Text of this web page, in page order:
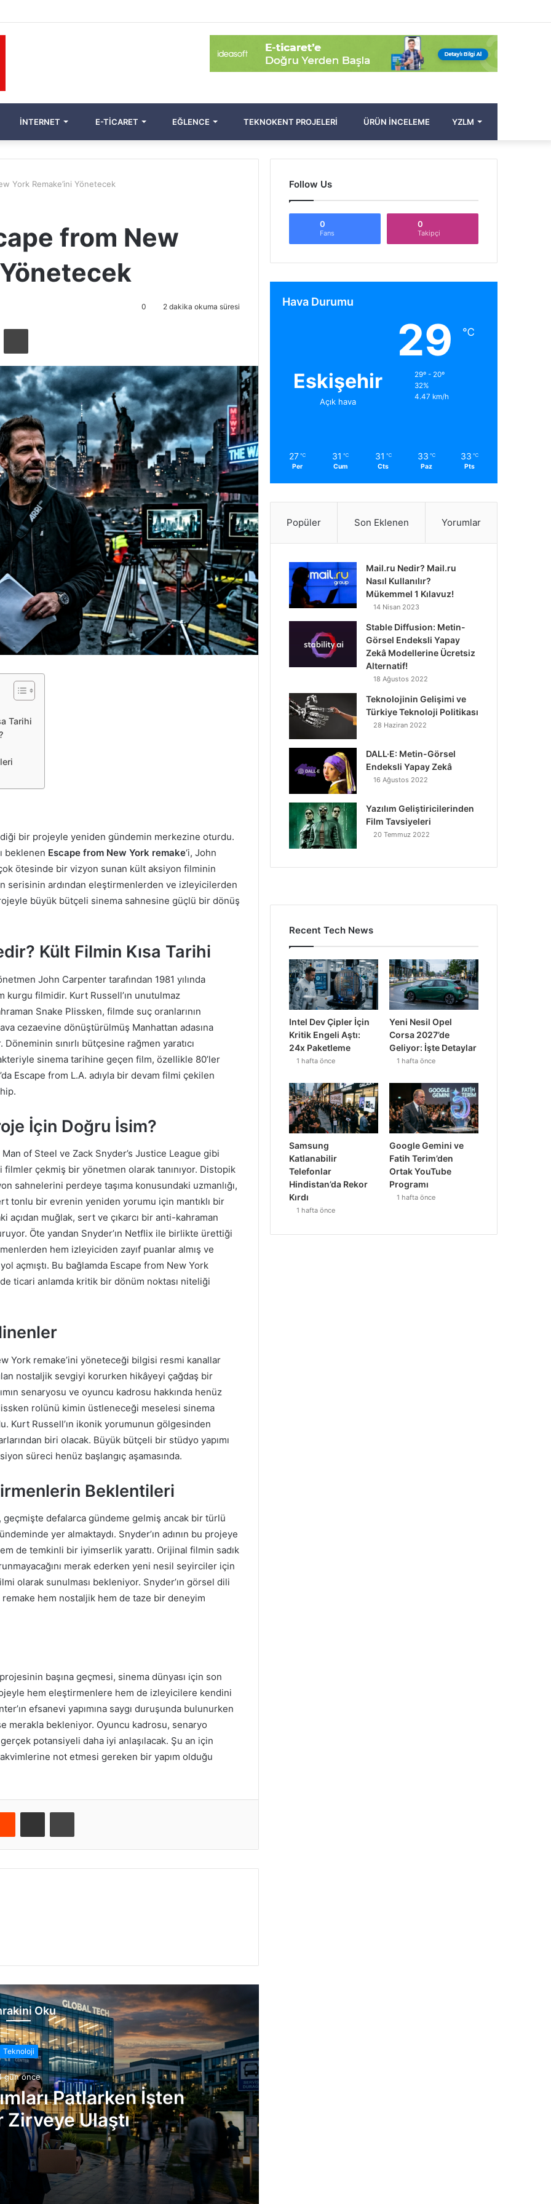
yap
...
Bölmesi
Makale
Ol
İNTERNET E-TICARET EĞLENCE TEKNOKENT PROJELERI ÜRÜN İNCELEME YZLM
York Remake’ini Yönetecek
from New
0 2 dakika okuma süresi
Tarihi
bir projeyle yeniden gündemin merkezine oturdu.
beklenen Escape from New York remake‘i, John
çok ötesinde bir vizyon sunan kült aksiyon filminin
serisinin ardından eleştirmenlerden ve izleyicilerden
büyük bütçeli sinema sahnesine güçlü bir dönüş
Kült Filmin Kısa Tarihi
John Carpenter tarafından 1981 yılında
filmidir. Kurt Russell’ın unutulmaz
Snake Plissken, filmde suç oranlarının
cezaevine dönüştürülmüş Manhattan adasına
Döneminin sınırlı bütçesine rağmen yaratıcı
sinema tarihine geçen film, özellikle 80’ler
Escape from L.A. adıyla bir devam filmi çekilen
İçin Doğru İsim?
of Steel ve Zack Snyder’s Justice League gibi
çekmiş bir yönetmen olarak tanınıyor. Distopik
sahnelerini perdeye taşıma konusundaki uzmanlığı,
tonlu bir evrenin yeniden yorumu için mantıklı bir
muğlak, sert ve çıkarcı bir anti-kahraman
Öte yandan Snyder’ın Netflix ile birlikte ürettiği
hem izleyiciden zayıf puanlar almış ve
açmıştı. Bu bağlamda Escape from New York
ticari anlamda kritik bir dönüm noktası niteliği
York remake’ini yöneteceği bilgisi resmi kanallar
nostaljik sevgiyi korurken hikâyeyi çağdaş bir
senaryosu ve oyuncu kadrosu hakkında henüz
rolünü kimin üstleneceği meselesi sinema
Kurt Russell’ın ikonik yorumunun gölgesinden
biri olacak. Büyük bütçeli bir stüdyo yapımı
süreci henüz başlangıç aşamasında.
Beklentileri
defalarca gündeme gelmiş ancak bir türlü
yer almaktaydı. Snyder’ın adının bu projeye
de temkinli bir iyimserlik yarattı. Orijinal filmin sadık
merak ederken yeni nesil seyirciler için
olarak sunulması bekleniyor. Snyder’ın görsel dili
hem nostaljik hem de taze bir deneyim
başına geçmesi, sinema dünyası için son
hem eleştirmenlere hem de izleyicilere kendini
efsanevi yapımına saygı duruşunda bulunurken
merakla bekleniyor. Oyuncu kadrosu, senaryo
potansiyeli daha iyi anlaşılacak. Şu an için
not etmesi gereken bir yapım olduğu
Oku
Teknoloji
gün önce
Patlarken İşten
Zirveye Ulaştı
Follow Us
0
Fans
0
Takipçi
Hava Durumu
Eskişehir
Açık hava
29 ℃
29º - 20º
32%
4.47 km/h
27 ℃
Per
31 ℃
Cum
31 ℃
Cts
33 ℃
Paz
33 ℃
Pts
Popüler Son Eklenen Yorumlar
Mail.ru Nedir? Mail.ru
Nasıl Kullanılır?
Mükemmel 1 Kılavuz!
14 Nisan 2023
Stable Diffusion: Metin-
Görsel Endeksli Yapay
Zekâ Modellerine Ücretsiz
Alternatif!
18 Ağustos 2022
Teknolojinin Gelişimi ve
Türkiye Teknoloji Politikası
28 Haziran 2022
DALL·E: Metin-Görsel
Endeksli Yapay Zekâ
16 Ağustos 2022
Yazılım Geliştiricilerinden
Film Tavsiyeleri
20 Temmuz 2022
Recent Tech News
Intel Dev Çipler İçin
Kritik Engeli Aştı:
24x Paketleme
1 hafta önce
Yeni Nesil Opel
Corsa 2027’de
Geliyor: İşte Detaylar
1 hafta önce
Samsung
Katlanabilir
Telefonlar
Hindistan’da Rekor
Kırdı
1 hafta önce
Google Gemini ve
Fatih Terim’den
Ortak YouTube
Programı
1 hafta önce